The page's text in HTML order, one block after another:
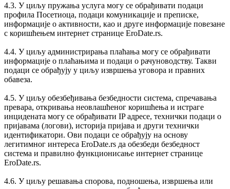
4.3. У циљу пружања услуга могу се обрађивати подаци
профила Посетиоца, подаци комуникације и преписке,
информације о активности, као и друге информације повезане
с коришћењем интернет странице EroDate.rs.
4.4. У циљу администрирања плаћања могу се обрађивати
информације о плаћањима и подаци о рачуноводству. Такви
подаци се обрађују у циљу извршења уговора и правних
обавеза.
4.5. У циљу обезбеђивања безбедности система, спречавања
превара, откривања неовлашћеног коришћења и истраге
инцидената могу се обрађивати IP адресе, технички подаци о
пријавама (логови), историја пријава и други технички
идентификатори. Ови подаци се обрађују на основу
легитимног интереса EroDate.rs да обезбеди безбедност
система и правилно функционисање интернет странице
EroDate.rs.
4.6. У циљу решавања спорова, подношења, извршења или